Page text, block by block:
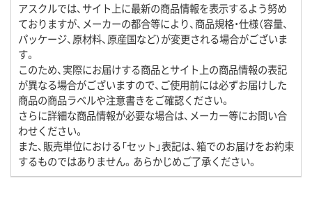
アスクルでは、サイト上に最新の商品情報を表示するよう努め
ておりますが、メーカーの都合等により、商品規格・仕様（容量、
パッケージ、原材料、原産国など）が変更される場合がございま
す。
このため、実際にお届けする商品とサイト上の商品情報の表記
が異なる場合がございますので、ご使用前には必ずお届けした
商品の商品ラベルや注意書きをご確認ください。
さらに詳細な商品情報が必要な場合は、メーカー等にお問い合
わせください。
また、販売単位における「セット」表記は、箱でのお届けをお約束
するものではありません。あらかじめご了承ください。